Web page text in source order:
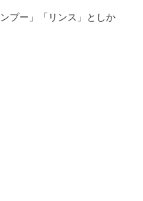
プー」「リンス」としか